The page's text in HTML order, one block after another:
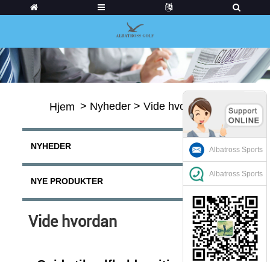
Hjem > Nyheder > Vide hvordan
NYHEDER
NYE PRODUKTER
Vide hvordan
Albatross Sports
Albatross Sports